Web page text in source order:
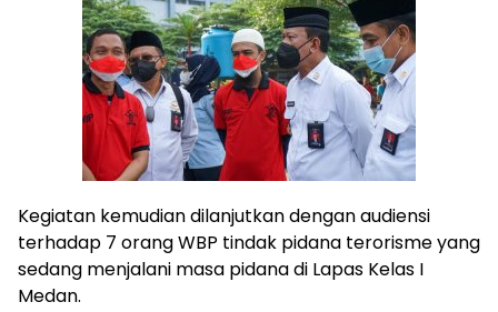
Kegiatan kemudian dilanjutkan dengan audiensi
terhadap 7 orang WBP tindak pidana terorisme yang
sedang menjalani masa pidana di Lapas Kelas I
Medan.